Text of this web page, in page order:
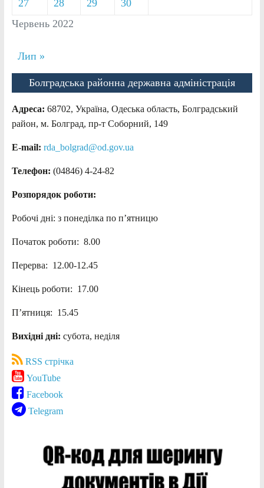
Червень 2022
27 28 29 30
Лип »
Болградська районна державна адміністрація
Адреса: 68702, Україна, Одеська область, Болградський
район, м. Болград, пр-т Соборний, 149
E-mail: rda_bolgrad@od.gov.ua
Телефон: (04846) 4-24-82
Розпорядок роботи:
Робочі дні: з понеділка по п’ятницю
Початок роботи: 8.00
Перерва: 12.00-12.45
Кінець роботи: 17.00
П’ятниця: 15.45
Вихідні дні: субота, неділя
RSS стрічка
YouTube
Facebook
Telegram